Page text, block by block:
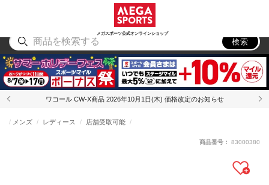
メガスポーツ公式オンラインショップ
アウトドア
検索
ワコール CW-X商品 2026年10月1日(木) 価格改定のお知らせ
メンズ レディース 店舗受取可能
商品番号： 83000380